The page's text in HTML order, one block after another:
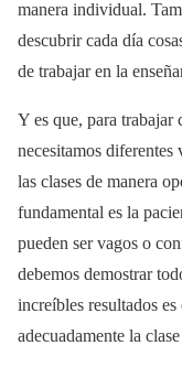
manera individual.
descubrir cada día
de trabajar en la
Y es que, para trabajar
necesitamos diferentes
las clases de manera
fundamental es la
pueden ser vagos o
debemos demostrar
increíbles resultados
adecuadamente la